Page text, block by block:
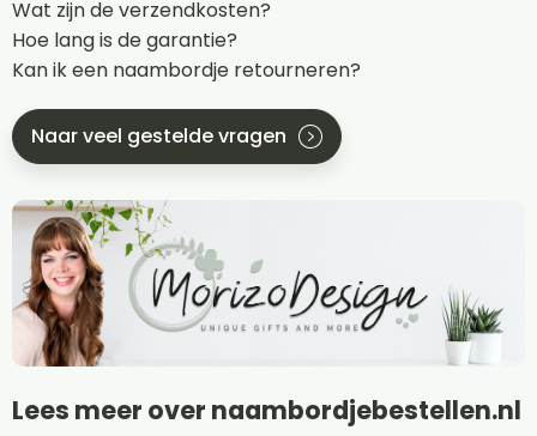
Wat zijn de verzendkosten?
Hoe lang is de garantie?
Kan ik een naambordje retourneren?
Naar veel gestelde vragen
Lees meer over naambordjebestellen.nl